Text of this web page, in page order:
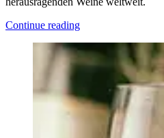
Continue reading